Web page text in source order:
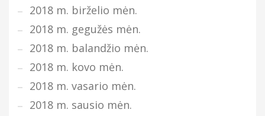
2018 m. birželio mėn.
2018 m. gegužės mėn.
2018 m. balandžio mėn.
2018 m. kovo mėn.
2018 m. vasario mėn.
2018 m. sausio mėn.